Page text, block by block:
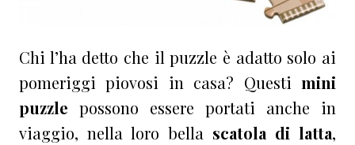
Chi l’ha detto che il puzzle è adatto solo ai
pomeriggi piovosi in casa? Questi mini
puzzle possono essere portati anche in
viaggio, nella loro bella scatola di latta,